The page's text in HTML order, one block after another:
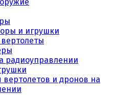
и игрушки
радиоуправлении
вертолетов и дронов на